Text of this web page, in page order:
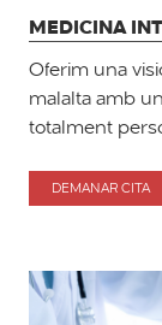
MEDICINA
Oferim una
malalta amb
totalment
DEMANAR CITA